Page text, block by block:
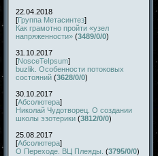
22.04.2018
[Группа Метасинтез]
Как грамотно пройти «узел
напряженности» (3489/0/0)
31.10.2017
[NosceTeIpsum]
buzlik. Особенности потоковых
состояний (3628/0/0)
30.10.2017
[Абсолютера]
Николай Чудотворец. О создании
школы эзотерики (3812/0/0)
25.08.2017
[Абсолютера]
О Переходе. ВЦ Плеяды. (3795/0/0)